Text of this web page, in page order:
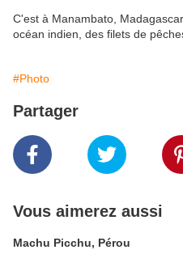
C'est à Manambato,
océan indien, des filets de
#Photo
Partager
Vous aimerez aussi
Machu Picchu, Pérou